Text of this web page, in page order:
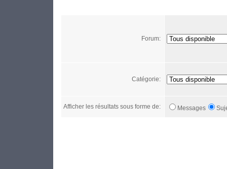
Forum:
Catégorie:
Afficher les résultats sous forme de: Messages